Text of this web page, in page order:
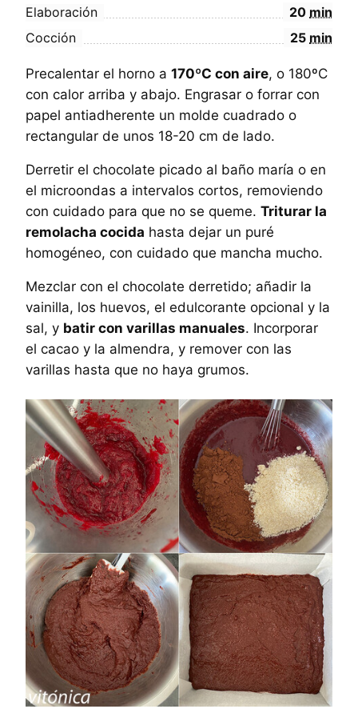
Elaboración 20 min
Cocción
25 min
Precalentar el horno a 170ºC con aire, o 180ºC
con calor arriba y abajo. Engrasar o forrar con
papel antiadherente un molde cuadrado o
rectangular de unos 18-20 cm de lado.
Derretir el chocolate picado al baño maría o en
el microondas a intervalos cortos, removiendo
con cuidado para que no se queme. Triturar la
remolacha cocida hasta dejar un puré
homogéneo, con cuidado que mancha mucho.
Mezclar con el chocolate derretido; añadir la
vainilla, los huevos, el edulcorante opcional y la
sal, y batir con varillas manuales. Incorporar
el cacao y la almendra, y remover con las
varillas hasta que no haya grumos.